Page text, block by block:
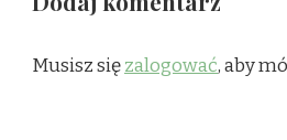
Musisz sięzalogować, aby